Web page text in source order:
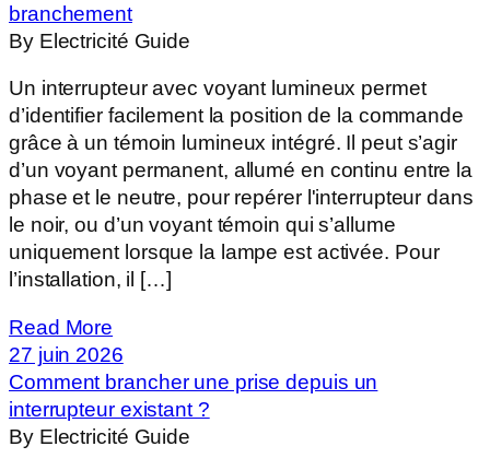
branchement
By Electricité Guide
Un interrupteur avec voyant lumineux permet
d’identifier facilement la position de la commande
grâce à un témoin lumineux intégré. Il peut s’agir
d’un voyant permanent, allumé en continu entre la
phase et le neutre, pour repérer l'interrupteur dans
le noir, ou d’un voyant témoin qui s’allume
uniquement lorsque la lampe est activée. Pour
l’installation, il […]
Read More
27 juin 2026
Comment brancher une prise depuis un
interrupteur existant ?
By Electricité Guide